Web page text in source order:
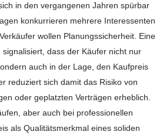
in den vergangenen Jahren spürbar
konkurrieren mehrere Interessenten
wollen Planungssicherheit. Eine
dass der Käufer nicht nur
auch in der Lage, den Kaufpreis
reduziert sich damit das Risiko von
oder geplatzten Verträgen erheblich.
aber auch bei professionellen
als Qualitätsmerkmal eines soliden